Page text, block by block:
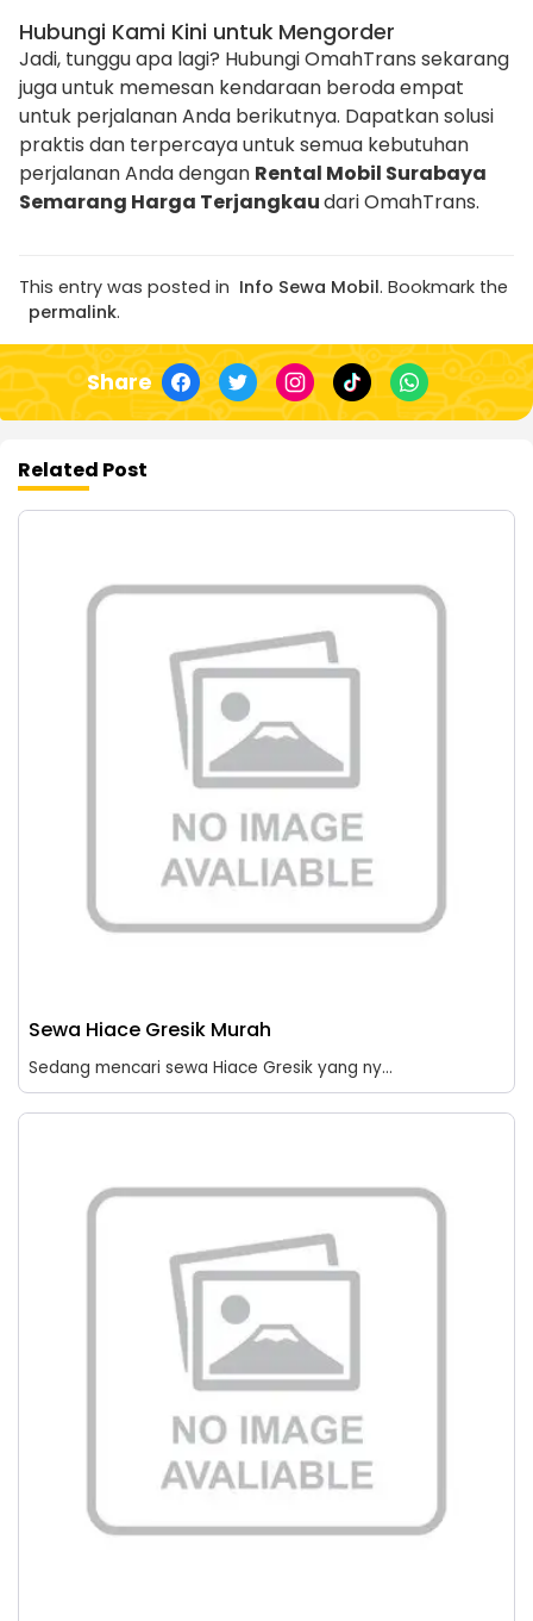
Hubungi Kami Kini untuk Mengorder
Jadi, tunggu apa lagi? Hubungi OmahTrans sekarang
juga untuk memesan kendaraan beroda empat
untuk perjalanan Anda berikutnya. Dapatkan solusi
praktis dan terpercaya untuk semua kebutuhan
perjalanan Anda dengan Rental Mobil Surabaya
Semarang Harga Terjangkaudari OmahTrans.
This entry was posted in Info Sewa Mobil. Bookmark the
permalink.
Share
Related Post
Sewa Hiace Gresik Murah
Sedang mencari sewa Hiace Gresik yang ny...